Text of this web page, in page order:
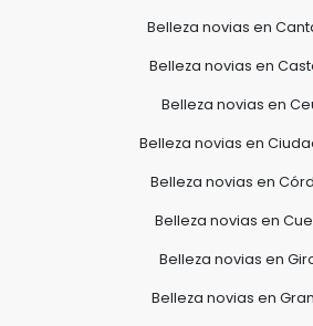
Belleza novias en
Belleza novias en
Belleza novias en
Belleza novias en
Belleza novias en
Belleza novias en
Belleza novias en
Belleza novias en